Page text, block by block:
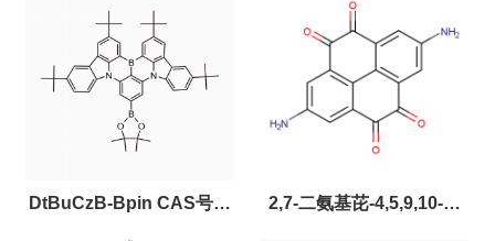
DtBuCzB-Bpin CAS号： 2,7-二氨基芘-4,5,9,10-四